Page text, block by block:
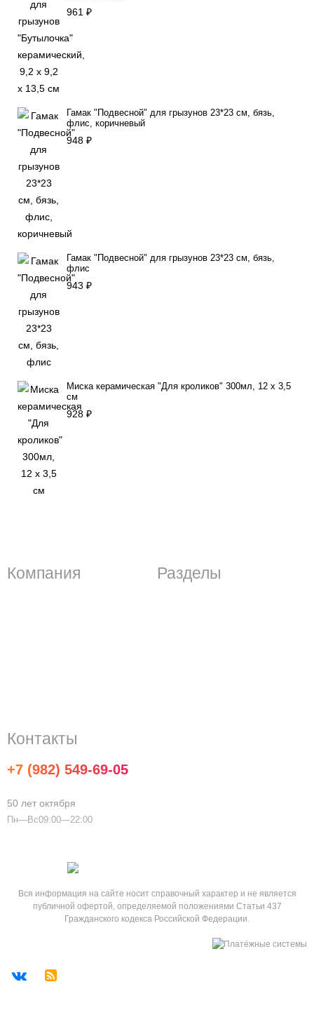
961 ₽
Гамак "Подвесной" для грызунов 23*23 см, бязь,
флис, коричневый
948 ₽
Гамак "Подвесной" для грызунов 23*23 см, бязь,
флис
943 ₽
Миска керамическая "Для кроликов" 300мл, 12 х 3,5
см
928 ₽
Компания Разделы
Контакты
+7 (982) 549-69-05
50 лет октября
Пн—Вс09:00—22:00
Вся информация на сайте носит справочный характер и не является
публичной офертой, определяемой положениями Статьи 437
Гражданского кодекса Российской Федерации.